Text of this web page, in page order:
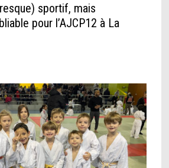
sportif, mais
pour l’AJCP12 à La